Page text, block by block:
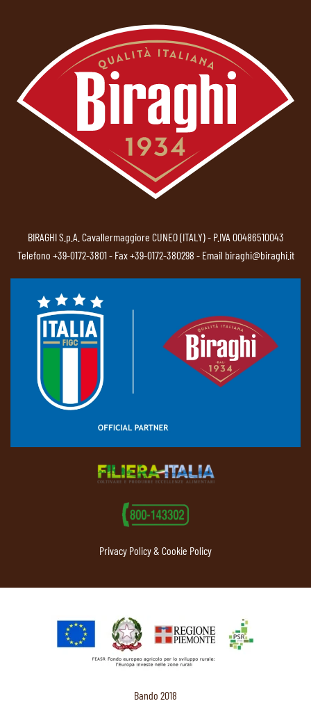
BIRAGHI S.p.A. Cavallermaggiore CUNEO (ITALY) - P.IVA 00486510043
Telefono +39-0172-3801- Fax +39-0172-380298 - Email biraghi@biraghi.it
Privacy Policy & Cookie Policy
Bando 2018